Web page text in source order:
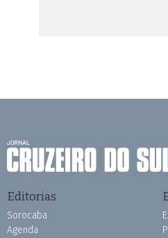
Editorias
Sorocaba
Agenda